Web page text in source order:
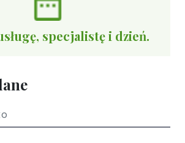
specjalistę i dzień.